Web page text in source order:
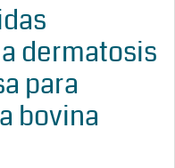
dermatosis
para
bovina